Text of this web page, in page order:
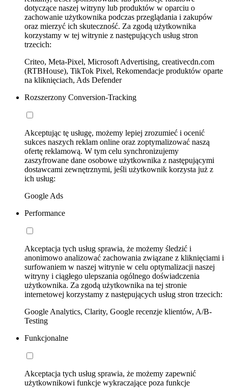
dotyczące naszej witryny lub produktów w oparciu o
zachowanie użytkownika podczas przeglądania i zakupów
oraz mierzyć ich skuteczność. Za zgodą użytkownika
korzystamy w tej witrynie z następujących usług stron
trzecich:
Criteo, Meta-Pixel, Microsoft Advertising, creativecdn.com
(RTBHouse), TikTok Pixel, Rekomendacje produktów oparte
na kliknięciach, Ads Defender
Rozszerzony Conversion-Tracking
Akceptując tę usługę, możemy lepiej zrozumieć i ocenić
sukces naszych reklam online oraz zoptymalizować naszą
ofertę reklamową. W tym celu synchronizujemy
zaszyfrowane dane osobowe użytkownika z następującymi
dostawcami zewnętrznymi, jeśli użytkownik korzysta już z
ich usług:
Google Ads
Performance
Akceptacja tych usług sprawia, że możemy śledzić i
anonimowo analizować zachowania związane z kliknięciami i
surfowaniem w naszej witrynie w celu optymalizacji naszej
witryny i ciągłego ulepszania ogólnego doświadczenia
użytkownika. Za zgodą użytkownika na tej stronie
internetowej korzystamy z następujących usług stron trzecich:
Google Analytics, Clarity, Google recenzje klientów, A/B-
Testing
Funkcjonalne
Akceptacja tych usług sprawia, że możemy zapewnić
użytkownikowi funkcje wykraczające poza funkcje